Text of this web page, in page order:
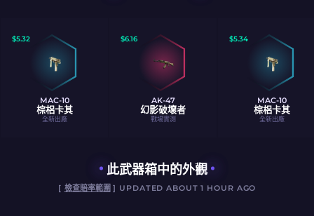
$5.32
MAC-10
棕梠卡其
全新出廠
$6.16
AK-47
幻影破壞者
戰場實測
$5.34
MAC-10
棕梠卡其
全新出廠
此武器箱中的外觀
[ 檢查賠率範圍 ] UPDATED ABOUT 1 HOUR AGO